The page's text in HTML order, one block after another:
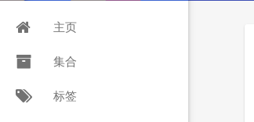
主页
集合
标签